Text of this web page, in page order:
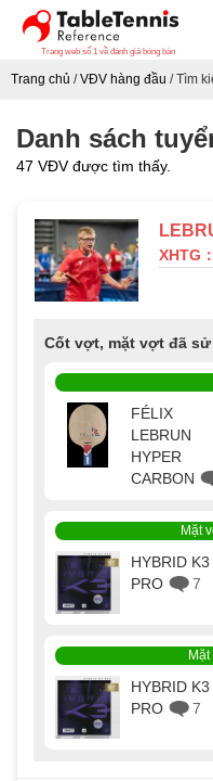
Trang web số 1 về đánh giá bóng bàn
Trang chủ /VĐV hàng đầu /Tìm
Danh sách
47 VĐV được tìm thấy.
XHTG
Cốt vợt, mặt vợt đã
FÉLIX
LEBRUN
HYPER
CARBON
Mặt
HYBRID K3
PRO
7
Mặt
HYBRID K3
PRO
7